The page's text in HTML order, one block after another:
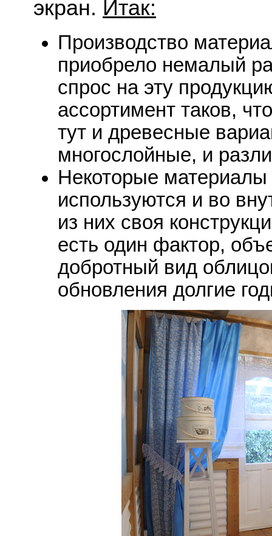
экран. Итак:
Производство
приобрело немалый
спрос на эту
ассортимент таков,
тут и древесные
многослойные, и
Некоторые
используются и во
из них своя
есть один фактор,
добротный вид
обновления долгие